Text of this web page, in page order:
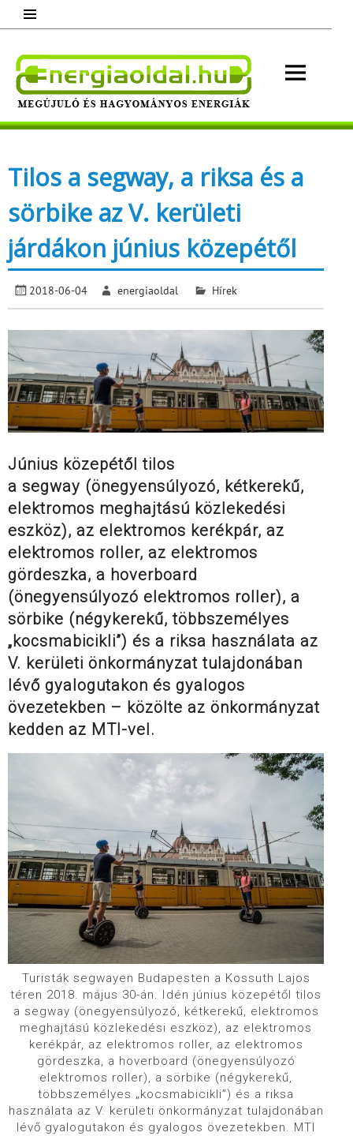
content
Megújuló és hagyományos energiák.
Tilos a segway, a riksa és a
sörbike az V. kerületi
járdákon június közepétől
2018-06-04 energiaoldal Hírek
Június közepétől tilos
a segway (önegyensúlyozó, kétkerekű,
elektromos meghajtású közlekedési
eszköz), az elektromos kerékpár, az
elektromos roller, az elektromos
gördeszka, a hoverboard
(önegyensúlyozó elektromos roller), a
sörbike (négykerekű, többszemélyes
„kocsmabicikli”) és a riksa használata az
V. kerületi önkormányzat tulajdonában
lévő gyalogutakon és gyalogos
övezetekben – közölte az önkormányzat
kedden az MTI-vel.
Turisták segwayen Budapesten a Kossuth Lajos
téren 2018. május 30-án. Idén június közepétől tilos
a segway (önegyensúlyozó, kétkerekű, elektromos
meghajtású közlekedési eszköz), az elektromos
kerékpár, az elektromos roller, az elektromos
gördeszka, a hoverboard (önegyensúlyozó
elektromos roller), a sörbike (négykerekű,
többszemélyes „kocsmabicikli”) és a riksa
használata az V. kerületi önkormányzat tulajdonában
lévő gyalogutakon és gyalogos övezetekben. MTI